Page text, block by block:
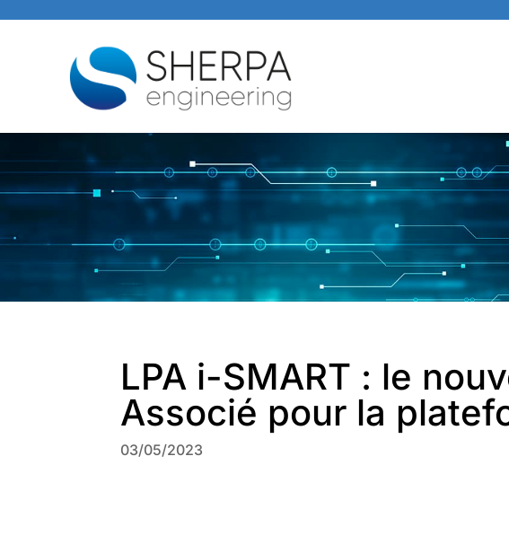
LPA i-SMART : le
Associé pour la
03/05/2023